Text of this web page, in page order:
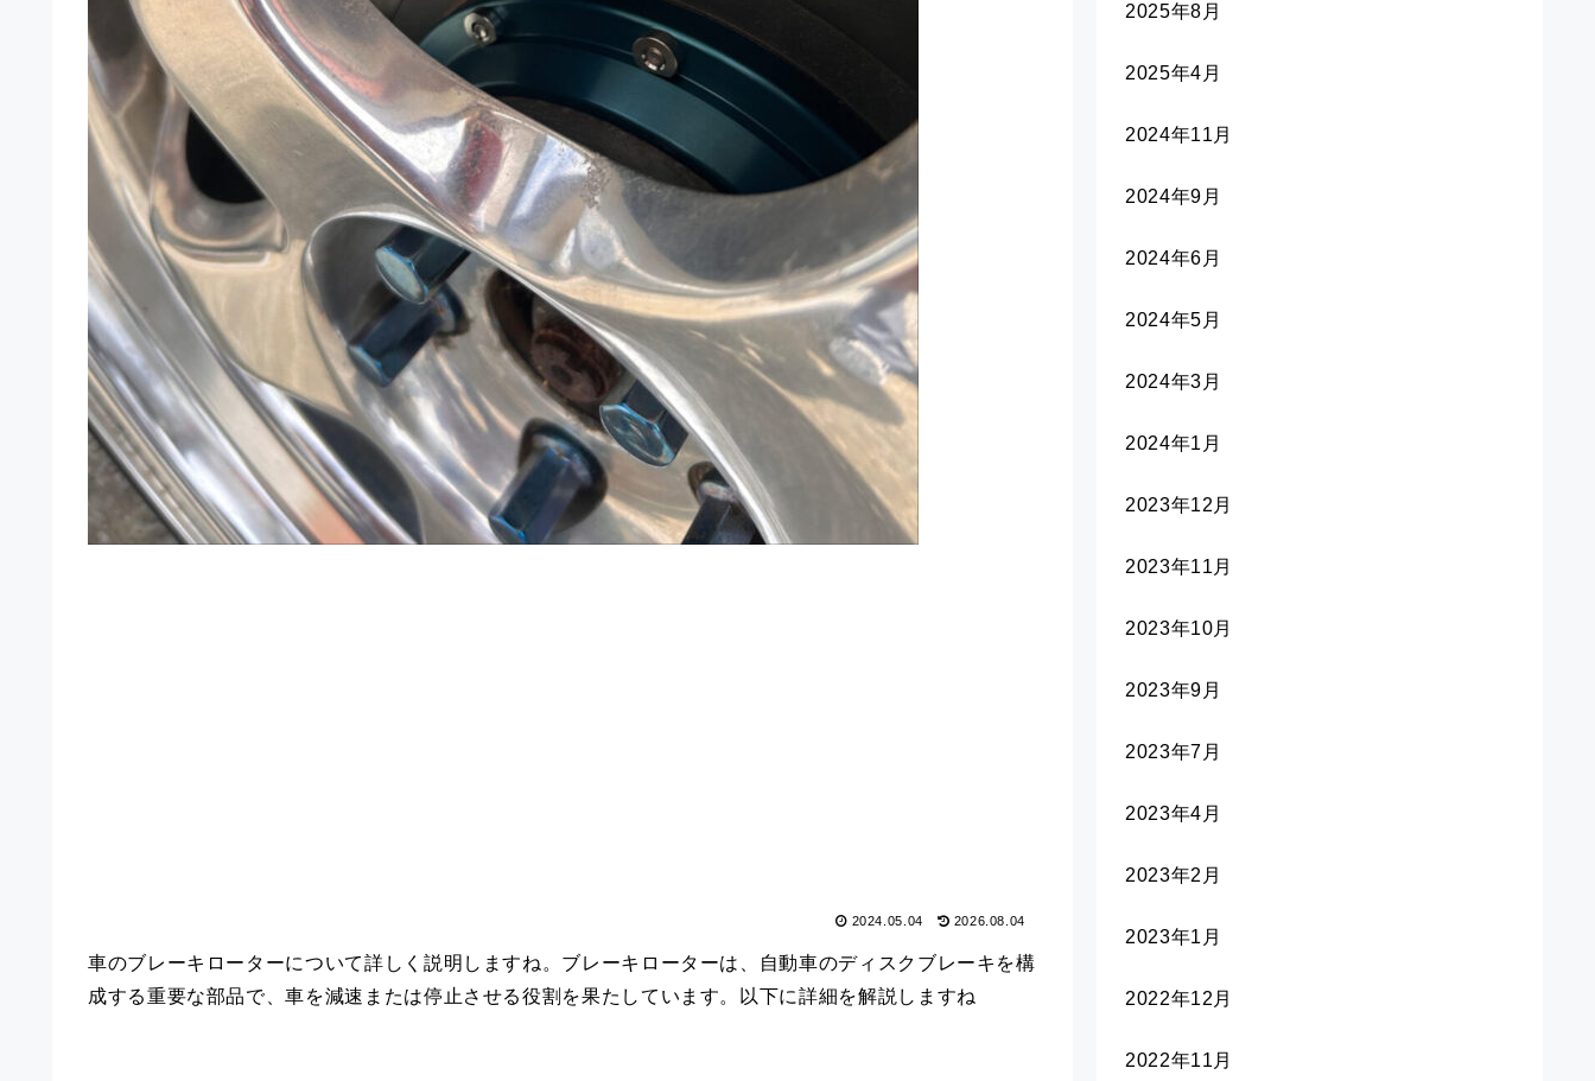
2024.05.04 2026.08.04
車のブレーキローターについて詳しく説明しますね。ブレーキローターは、自動車のディスクブレーキを構
成する重要な部品で、車を減速または停止させる役割を果たしています。以下に詳細を解説しますね
2025年8月
2025年4月
2024年11月
2024年9月
2024年6月
2024年5月
2024年3月
2024年1月
2023年12月
2023年11月
2023年10月
2023年9月
2023年7月
2023年4月
2023年2月
2023年1月
2022年12月
2022年11月